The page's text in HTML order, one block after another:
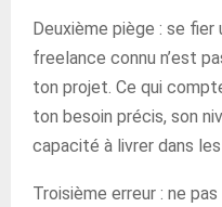
Deuxième piège : se
freelance connu n’est
ton projet. Ce qui
ton besoin précis, son
capacité à livrer dans
Troisième erreur : ne